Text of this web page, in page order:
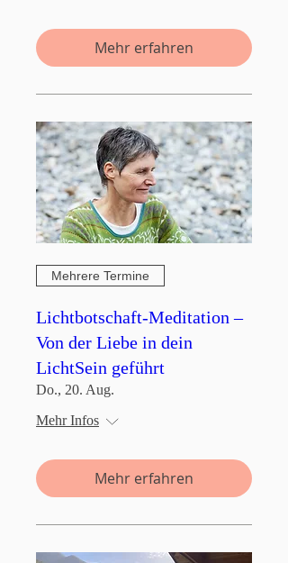
Mehr erfahren
Mehrere Termine
Lichtbotschaft-Meditation –
Von der Liebe in dein
LichtSein geführt
Do., 20. Aug.
Mehr Infos
Mehr erfahren